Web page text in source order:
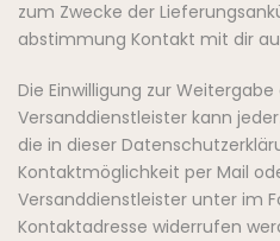
zum Zwecke der
abstimmung Kontakt mit dir
Die Einwilligung zur
Versanddienstleister kann
die in dieser
Kontaktmöglichkeit per Mail
Versanddienstleister unter im
Kontaktadresse widerrufen